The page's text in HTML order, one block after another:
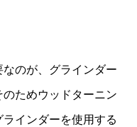
のが、グラインダー
ためウッドターニン
インダーを使用する